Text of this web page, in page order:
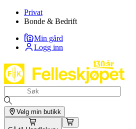
Privat
Bonde & Bedrift
Min gård
Logg inn
Velg min butikk